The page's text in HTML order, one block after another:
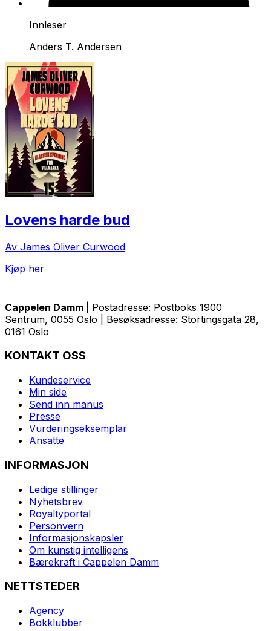
Innleser
Anders T. Andersen
Lovens harde bud
Av James Oliver Curwood
Kjøp her
Cappelen Damm
| Postadresse: Postboks 1900
Sentrum, 0055 Oslo | Besøksadresse: Stortingsgata 28,
0161 Oslo
KONTAKT OSS
Kundeservice
Min side
Send inn manus
Presse
Vurderingseksemplar
Ansatte
INFORMASJON
Ledige stillinger
Nyhetsbrev
Royaltyportal
Personvern
Informasjonskapsler
Om kunstig intelligens
Bærekraft i Cappelen Damm
NETTSTEDER
Agency
Bokklubber